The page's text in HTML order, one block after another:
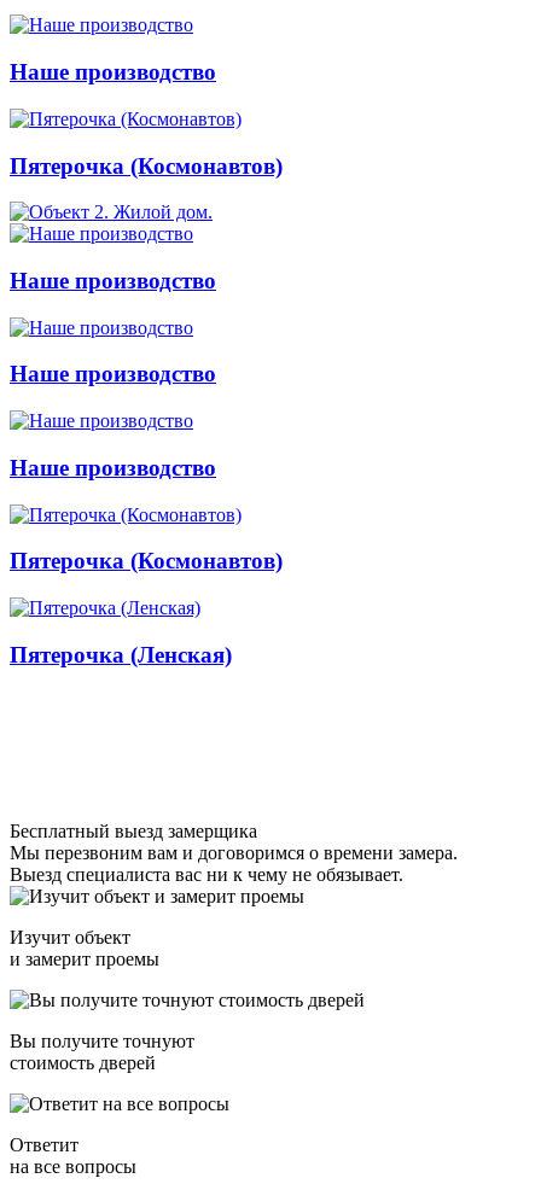
Наше производство
Пятерочка (Космонавтов)
Наше производство
Наше производство
Наше производство
Пятерочка (Космонавтов)
Пятерочка (Ленская)
Бесплатный выезд замерщика
Мы перезвоним вам и договоримся о времени замера.
Выезд специалиста вас ни к чему не обязывает.
Изучит объект
и замерит проемы
Вы получите точнуют
стоимость дверей
Ответит
на все вопросы